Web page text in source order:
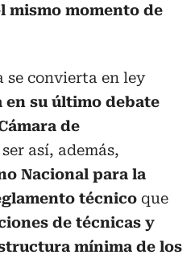
mismo momento de
se convierta en ley
en su último debate
de
ser así, además,
Nacional para la
técnico que
de técnicas y
mínima de los